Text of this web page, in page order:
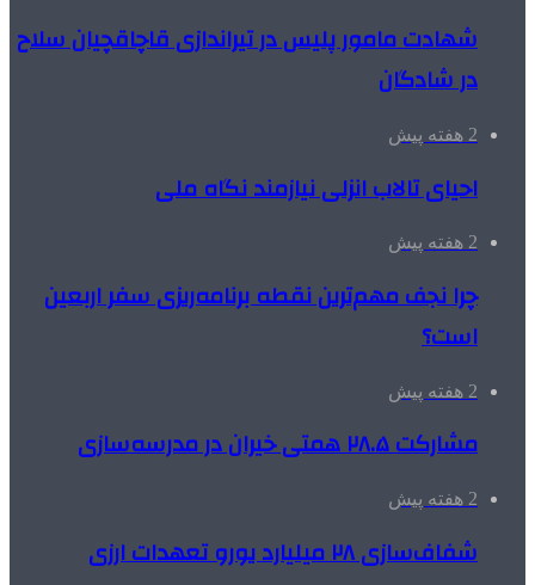
شهادت مامور پلیس در تیراندازی قاچاقچیان سلاح
در شادگان
2 هفته پیش
احیای تالاب انزلی نیازمند نگاه ملی
2 هفته پیش
چرا نجف مهم‌ترین نقطه برنامه‌ریزی سفر اربعین
است؟
2 هفته پیش
مشارکت ۲۸.۵ همتی خیران در مدرسه‌سازی
2 هفته پیش
شفاف‌سازی ۲۸ میلیارد یورو تعهدات ارزی